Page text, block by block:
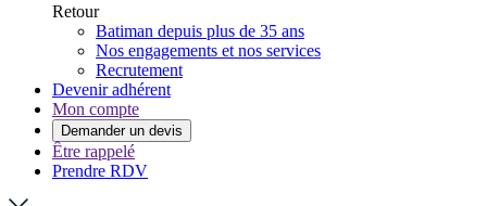
Retour
Batiman depuis plus de 35 ans
Nos engagements et nos services
Recrutement
Devenir adhérent
Mon compte
Demander un devis
Être rappelé
Prendre RDV